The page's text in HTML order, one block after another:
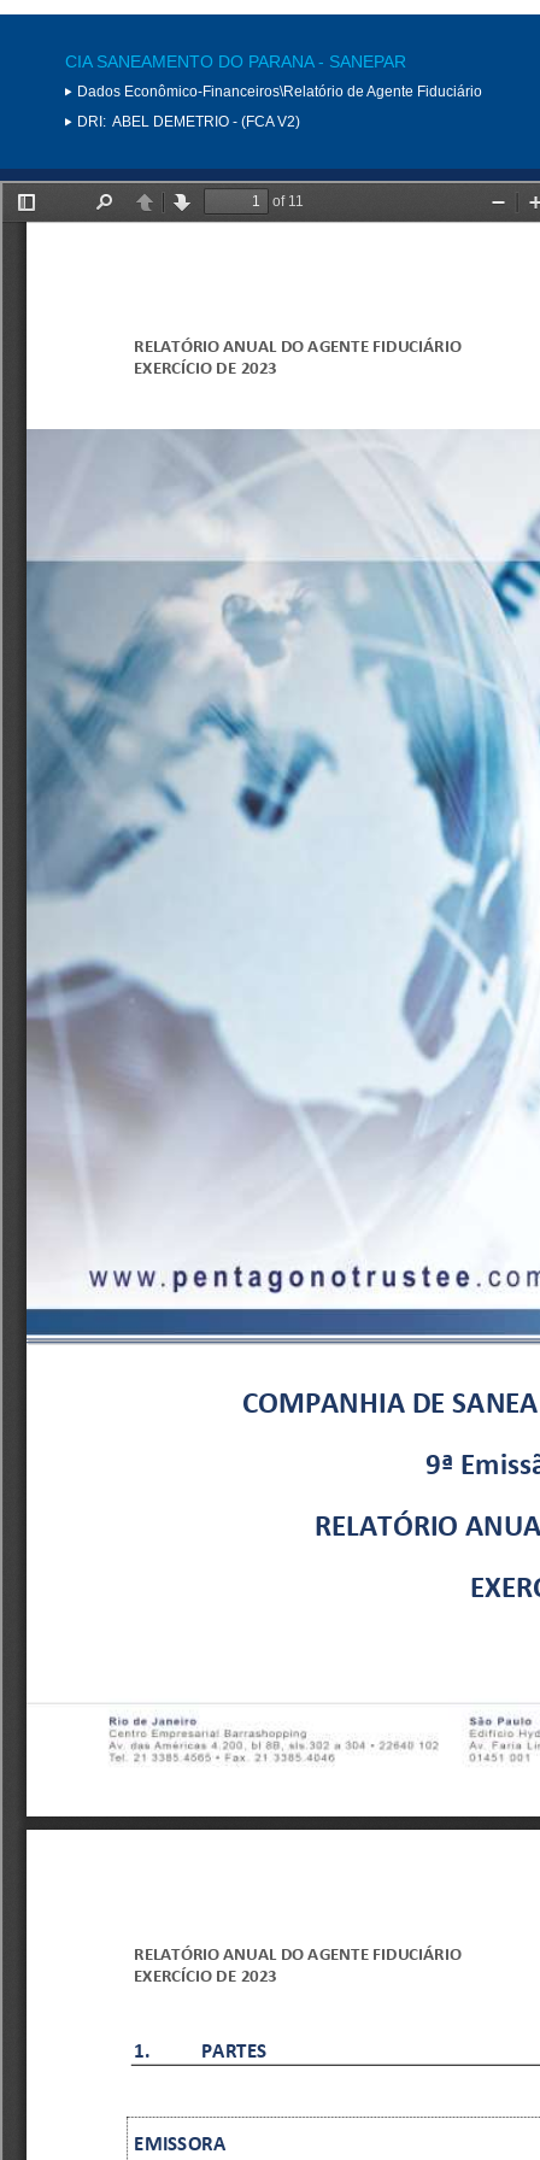
CIA SANEAMENTO DO PARANA - SANEPAR
Dados Econômico-Financeiros\Relatório de Agente Fiduciário
DRI: ABEL DEMETRIO - (FCA V2)